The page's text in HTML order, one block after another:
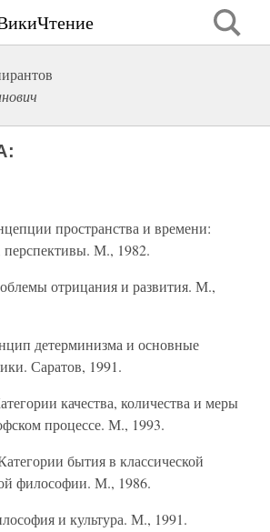
пространства и времени:
М., 1982.
отрицания и развития. М.,
детерминизма и основные
Саратов, 1991.
качества, количества и меры
процессе. М., 1993.
бытия в классической
философии. М., 1986.
и культура. М., 1991.